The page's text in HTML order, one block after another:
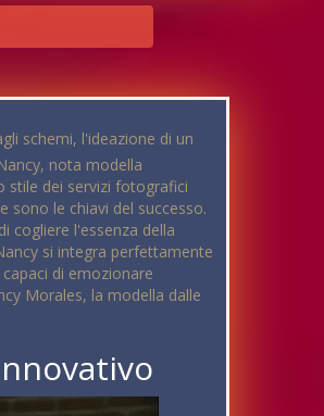
schemi, l'ideazione di un
nota modella
stile dei servizi fotografici
sono le chiavi del successo.
cogliere l'essenza della
si integra perfettamente
di emozionare
Morales, la modella dalle